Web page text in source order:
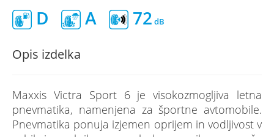
D A 72
Opis izdelka
Maxxis Victra Sport 6 je visokozmogljiva letna
pnevmatika, namenjena za športne avtomobile.
Pnevmatika ponuja izjemen oprijem in vodljivost v